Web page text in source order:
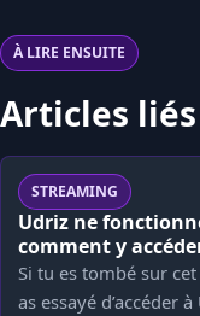
À LIRE ENSUITE
Articles liés
STREAMING
Udriz ne
comment y
Si tu es tombé sur
as essayé d’accéder